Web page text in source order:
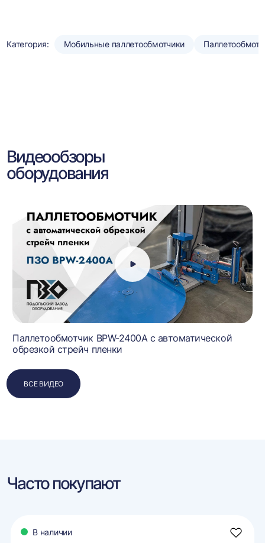
Категория: Мобильные паллетообмотчики
Видеообзоры
оборудования
Паллетообмотчик BPW-2400A с автоматической
обрезкой стрейч пленки
ВСЕ ВИДЕО
Часто покупают
В наличии